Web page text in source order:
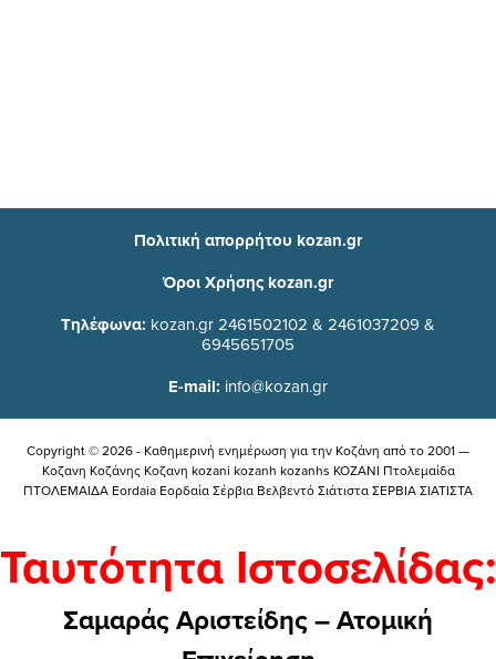
Πολιτική απορρήτου kozan.gr
Όροι Χρήσης kozan.gr
Τηλέφωνα: kozan.gr 2461502102 & 2461037209 &
6945651705
E-mail: info@kozan.gr
Copyright © 2026 - Καθημερινή ενημέρωση για την Kοζάνη από το 2001 —
Κοζανη Κοζάνης Κοζανη kozani kozanh kozanhs KOZANI Πτολεμαίδα
ΠΤΟΛΕΜΑΙΔΑ Eordaia Εορδαία Σέρβια Βελβεντό Σιάτιστα ΣΕΡΒΙΑ ΣΙΑΤΙΣΤΑ
Ταυτότητα Ιστοσελίδας:
Σαμαράς Αριστείδης – Ατομική